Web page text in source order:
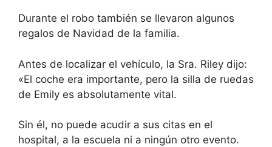
Durante el robo también se llevaron algunos
regalos de Navidad de la familia.
Antes de localizar el vehículo, la Sra. Riley dijo:
«El coche era importante, pero la silla de ruedas
de Emily es absolutamente vital.
Sin él, no puede acudir a sus citas en el
hospital, a la escuela ni a ningún otro evento.